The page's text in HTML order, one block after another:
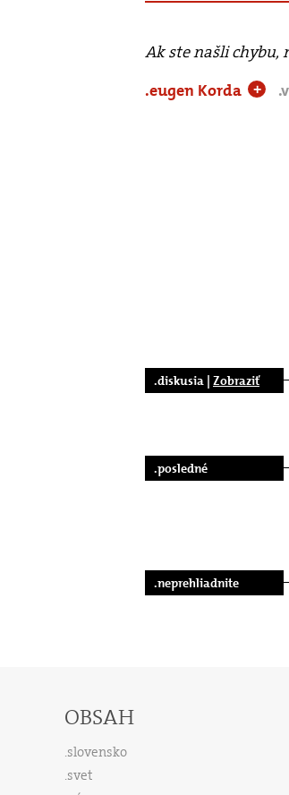
Ak ste našli chybu,
.eugen Korda
+
.diskusia | Zobraziť
.posledné
.neprehliadnite
OBSAH
slovensko
svet